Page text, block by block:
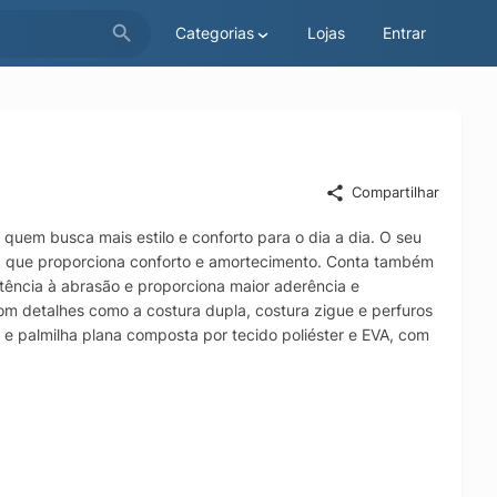
Categorias Lojas Entrar
Compartilhar
busca mais estilo e conforto para o dia a dia. O seu
proporciona conforto e amortecimento. Conta também
à abrasão e proporciona maior aderência e
detalhes como a costura dupla, costura zigue e perfuros
palmilha plana composta por tecido poliéster e EVA, com